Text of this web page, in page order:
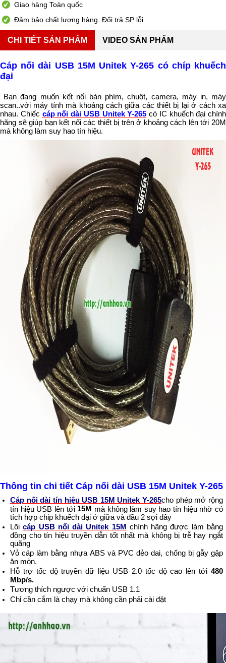
Giao hàng Toàn quốc
Đảm bảo chất lượng hàng. Đổi trả SP lỗi
CHI TIẾT SẢN PHẨM VIDEO SẢN PHẨM
Cáp nối dài USB 15M Unitek Y-265 có chíp khuếch
đại
Bạn đang muốn kết nối bàn phím, chuột, camera, máy in, máy
scan..với máy tính mà khoảng cách giữa các thiết bị lại ở cách xa
nhau. Chiếc cáp nối dài USB Unitek Y-265 có IC khuếch đại chính
hãng sẽ giúp bạn kết nối các thiết bị trên ở khoảng cách lên tới 20M
mà không làm suy hao tín hiệu.
Thông tin chi tiết Cáp nối dài USB 15M Unitek Y-265
Cáp nối dài tín hiệu USB 15M Unitek Y-265cho phép mở rộng
tín hiệu USB lên tới 15M mà không làm suy hao tín hiệu nhờ có
tích hợp chip khuếch đại ở giữa và đầu 2 sợi dây
Lõicáp USB nối dài Unitek 15M chính hãng được làm bằng
đồng cho tín hiệu truyền dẫn tốt nhất mà không bị trễ hay ngắt
quãng
Vỏ cáp làm bằng nhựa ABS và PVC dẻo dai, chống bị gẫy gập
ăn mòn.
Hỗ trợ tốc độ truyền dữ liệu USB 2.0 tốc độ cao lên tới 480
Mbp/s.
Tương thích ngược với chuẩn USB 1.1
Chỉ cần cắm là chạy mà không cần phải cài đặt